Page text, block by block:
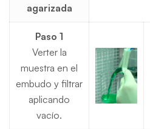
agarizada
Paso 1
Verter la
muestra en el
embudo y filtrar
aplicando
vacío.